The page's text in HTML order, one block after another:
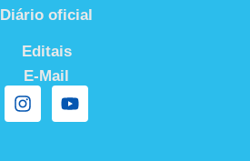
Diário oficial
Editais
E-Mail